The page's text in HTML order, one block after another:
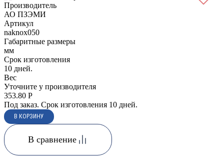
Производитель
АО ПЗЭМИ
Артикул
naknox050
Габаритные размеры
мм
Срок изготовления
10 дней.
Вес
Уточните у производителя
353.80 Р
Под заказ. Срок изготовления 10 дней.
В сравнение